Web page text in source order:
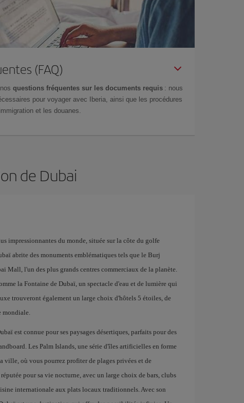
(FAQ)
questions fréquentes sur les documents requis : nous
pour voyager avec Iberia, ainsi que les procédures
et les douanes.
de Dubai
impressionnantes du monde, située sur la côte du golfe
abrite des monuments emblématiques tels que le Burj
Mall, l'un des plus grands centres commerciaux de la planète.
la Fontaine de Dubaï, un spectacle d'eau et de lumière qui
trouveront également un large choix d'hôtels 5 étoiles, de
mondiale.
est connue pour ses paysages désertiques, parfaits pour des
Les Palm Islands, une série d'îles artificielles en forme
ville, où vous pourrez profiter de plages privées et de
pour sa vie nocturne, avec un large choix de bars, clubs
internationale aux plats locaux traditionnels. Avec son